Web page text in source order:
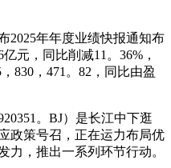
年年度业绩快报通知布
元，同比削减11。36%，
830，471。82，同比由盈
。BJ）是长江中下逛
政策号召，正在运力布局优
力，推出一系列环节行动。